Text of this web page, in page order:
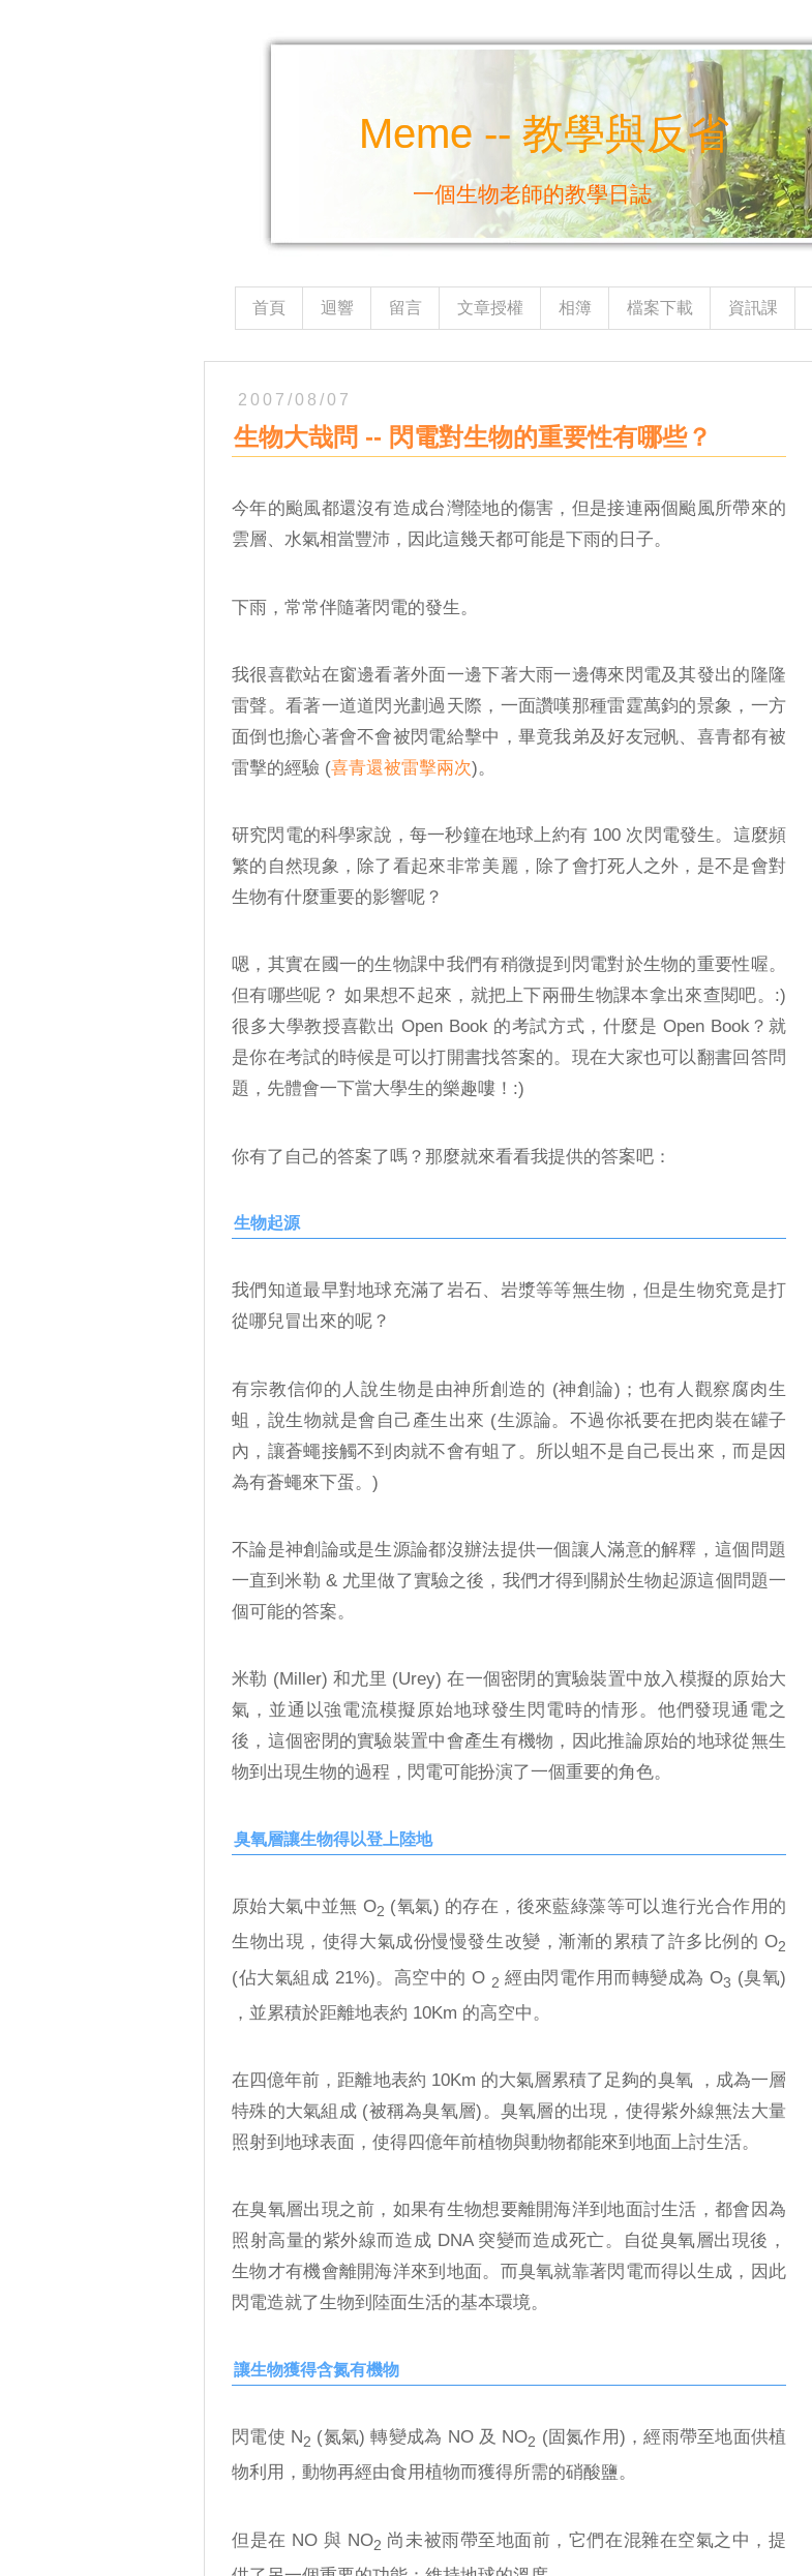
Meme -- 教學與反省
一個生物老師的教學日誌
首頁 迴響 留言 文章授權 相簿 檔案下載 資訊課
2007/08/07
生物大哉問 -- 閃電對生物的重要性有哪些？
今年的颱風都還沒有造成台灣陸地的傷害，但是接連兩個颱風所帶來的
雲層、水氣相當豐沛，因此這幾天都可能是下雨的日子。
下雨，常常伴隨著閃電的發生。
我很喜歡站在窗邊看著外面一邊下著大雨一邊傳來閃電及其發出的隆隆
雷聲。看著一道道閃光劃過天際，一面讚嘆那種雷霆萬鈞的景象，一方
面倒也擔心著會不會被閃電給擊中，畢竟我弟及好友冠帆、喜青都有被
雷擊的經驗 (喜青還被雷擊兩次)。
研究閃電的科學家說，每一秒鐘在地球上約有 100 次閃電發生。這麼頻
繁的自然現象，除了看起來非常美麗，除了會打死人之外，是不是會對
生物有什麼重要的影響呢？
嗯，其實在國一的生物課中我們有稍微提到閃電對於生物的重要性喔。
但有哪些呢？ 如果想不起來，就把上下兩冊生物課本拿出來查閱吧。:)
很多大學教授喜歡出 Open Book 的考試方式，什麼是 Open Book？就
是你在考試的時候是可以打開書找答案的。現在大家也可以翻書回答問
題，先體會一下當大學生的樂趣嘍！:)
你有了自己的答案了嗎？那麼就來看看我提供的答案吧：
生物起源
我們知道最早對地球充滿了岩石、岩漿等等無生物，但是生物究竟是打
從哪兒冒出來的呢？
有宗教信仰的人說生物是由神所創造的 (神創論)；也有人觀察腐肉生
蛆，說生物就是會自己產生出來 (生源論。不過你祇要在把肉裝在罐子
內，讓蒼蠅接觸不到肉就不會有蛆了。所以蛆不是自己長出來，而是因
為有蒼蠅來下蛋。)
不論是神創論或是生源論都沒辦法提供一個讓人滿意的解釋，這個問題
一直到米勒 & 尤里做了實驗之後，我們才得到關於生物起源這個問題一
個可能的答案。
米勒 (Miller) 和尤里 (Urey) 在一個密閉的實驗裝置中放入模擬的原始大
氣，並通以強電流模擬原始地球發生閃電時的情形。他們發現通電之
後，這個密閉的實驗裝置中會產生有機物，因此推論原始的地球從無生
物到出現生物的過程，閃電可能扮演了一個重要的角色。
臭氧層讓生物得以登上陸地
原始大氣中並無 O2 (氧氣) 的存在，後來藍綠藻等可以進行光合作用的
生物出現，使得大氣成份慢慢發生改變，漸漸的累積了許多比例的 O2
(佔大氣組成 21%)。高空中的 O 2 經由閃電作用而轉變成為 O3 (臭氧)
，並累積於距離地表約 10Km 的高空中。
在四億年前，距離地表約 10Km 的大氣層累積了足夠的臭氧 ，成為一層
特殊的大氣組成 (被稱為臭氧層)。臭氧層的出現，使得紫外線無法大量
照射到地球表面，使得四億年前植物與動物都能來到地面上討生活。
在臭氧層出現之前，如果有生物想要離開海洋到地面討生活，都會因為
照射高量的紫外線而造成 DNA 突變而造成死亡。自從臭氧層出現後，
生物才有機會離開海洋來到地面。而臭氧就靠著閃電而得以生成，因此
閃電造就了生物到陸面生活的基本環境。
讓生物獲得含氮有機物
閃電使 N2 (氮氣) 轉變成為 NO 及 NO2 (固氮作用)，經雨帶至地面供植
物利用，動物再經由食用植物而獲得所需的硝酸鹽。
但是在 NO 與 NO2 尚未被雨帶至地面前，它們在混雜在空氣之中，提